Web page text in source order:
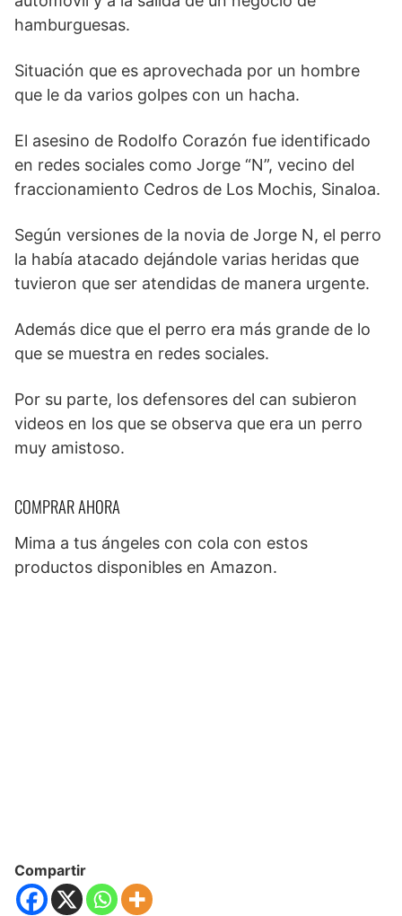
hamburguesas.
Situación que es aprovechada por un hombre
que le da varios golpes con un hacha.
El asesino de Rodolfo Corazón fue identificado
en redes sociales como Jorge “N”, vecino del
fraccionamiento Cedros de Los Mochis, Sinaloa.
Según versiones de la novia de Jorge N, el perro
la había atacado dejándole varias heridas que
tuvieron que ser atendidas de manera urgente.
Además dice que el perro era más grande de lo
que se muestra en redes sociales.
Por su parte, los defensores del can subieron
videos en los que se observa que era un perro
muy amistoso.
COMPRAR AHORA
Mima a tus ángeles con cola con estos
productos disponibles en Amazon.
Compartir